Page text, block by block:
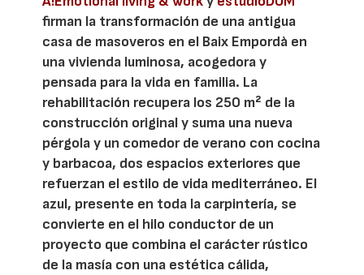
firman la transformación de una antigua
casa de masoveros en el Baix Empordà en
una vivienda luminosa, acogedora y
pensada para la vida en familia. La
rehabilitación recupera los 250 m² de la
construcción original y suma una nueva
pérgola y un comedor de verano con cocina
y barbacoa, dos espacios exteriores que
refuerzan el estilo de vida mediterráneo. El
azul, presente en toda la carpintería, se
convierte en el hilo conductor de un
proyecto que combina el carácter rústico
de la masía con una estética cálida,